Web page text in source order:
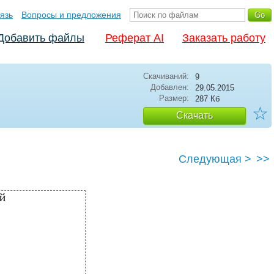
Вопросы и предложения
файлы Реферат AI Заказать работу
Скачиваний:
9
Добавлен:
29.05.2015
Размер:
287 Кб
Скачать ☆
Следующая > >>